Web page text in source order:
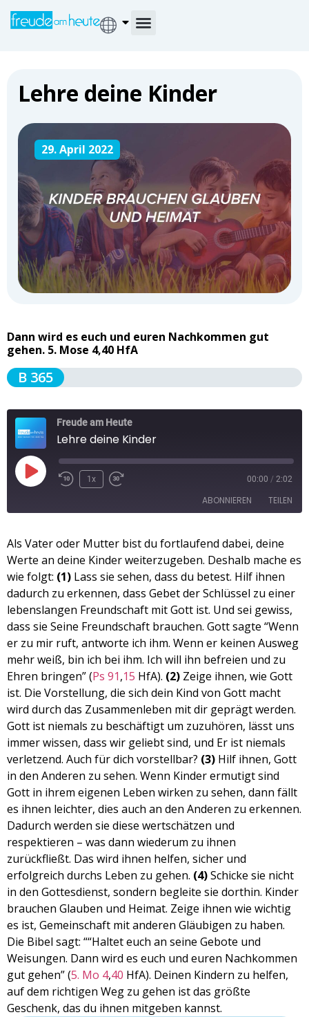
Lehre deine Kinder
29. April 2022
Dann wird es euch und euren Nachkommen gut
gehen. 5. Mose 4,40 HfA
B 365
Freude am Heute
Lehre deine Kinder
1x 00:00 / 2:02
ABONNIEREN TEILEN
Apple Podcasts Spotify
RSS FEED
TEILEN
LINK
EMBED
Als Vater oder Mutter bist du fortlaufend dabei, deine
Werte an deine Kinder weiterzugeben. Deshalb mache es
wie folgt: (1) Lass sie sehen, dass du betest. Hilf ihnen
dadurch zu erkennen, dass Gebet der Schlüssel zu einer
lebenslangen Freundschaft mit Gott ist. Und sei gewiss,
dass sie Seine Freundschaft brauchen. Gott sagte “Wenn
er zu mir ruft, antworte ich ihm. Wenn er keinen Ausweg
mehr weiß, bin ich bei ihm. Ich will ihn befreien und zu
Ehren bringen” (Ps 91,15 HfA). (2) Zeige ihnen, wie Gott
ist. Die Vorstellung, die sich dein Kind von Gott macht
wird durch das Zusammenleben mit dir geprägt werden.
Gott ist niemals zu beschäftigt um zuzuhören, lässt uns
immer wissen, dass wir geliebt sind, und Er ist niemals
verletzend. Auch für dich vorstellbar? (3) Hilf ihnen, Gott
in den Anderen zu sehen. Wenn Kinder ermutigt sind
Gott in ihrem eigenen Leben wirken zu sehen, dann fällt
es ihnen leichter, dies auch an den Anderen zu erkennen.
Dadurch werden sie diese wertschätzen und
respektieren – was dann wiederum zu ihnen
zurückfließt. Das wird ihnen helfen, sicher und
erfolgreich durchs Leben zu gehen. (4)Schicke sie nicht
in den Gottesdienst, sondern begleite sie dorthin. Kinder
brauchen Glauben und Heimat. Zeige ihnen wie wichtig
es ist, Gemeinschaft mit anderen Gläubigen zu haben.
Die Bibel sagt: ““Haltet euch an seine Gebote und
Weisungen. Dann wird es euch und euren Nachkommen
gut gehen” (5. Mo 4,40 HfA). Deinen Kindern zu helfen,
auf dem richtigen Weg zu gehen ist das größte
Geschenk, das du ihnen mitgeben kannst.